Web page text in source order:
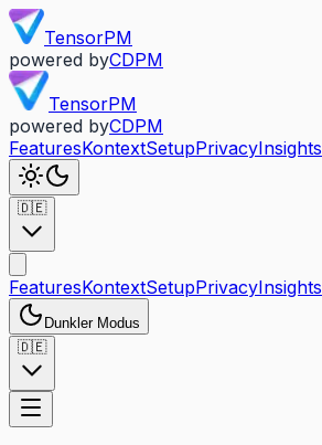
TensorPM
powered byCDPM
TensorPM
powered byCDPM
FeaturesKontextSetupPrivacyInsights
🇩🇪
FeaturesKontextSetupPrivacyInsights
Dunkler Modus
🇩🇪